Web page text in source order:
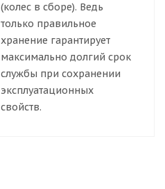
(колес в сборе). Ведь
только правильное
хранение гарантирует
максимально долгий срок
службы при сохранении
эксплуатационных
свойств.